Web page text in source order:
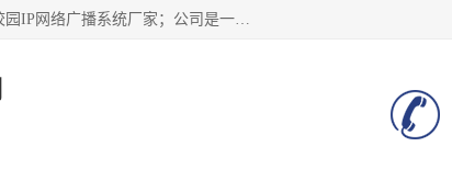
深圳市鼎尊时代科技有限公司主要从事：IP网络定压广播功放厂家、IP网络防水音柱厂家、校园IP网络广播系统厂家；公司是一家集研发、生产、销售公共广播器材于一体的现代电子科技企业。公司成立多年来，本着“自主研发技术、开拓稳定的产品”的宗旨，集多年的行业经验，引航广播行业的迅猛发展，使产品能够适应时代技术发展的需要。